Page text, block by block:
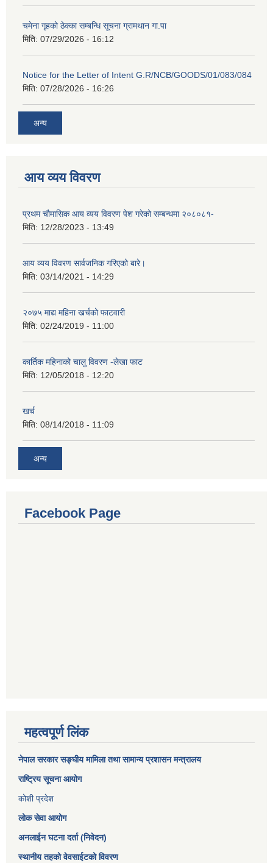
चमेना गृहको ठेक्का सम्बन्धि सूचना ग्रामथान गा.पा
मिति: 07/29/2026 - 16:12
Notice for the Letter of Intent G.R/NCB/GOODS/01/083/084
मिति: 07/28/2026 - 16:26
अन्य
आय व्यय विवरण
प्रथम चौमासिक आय व्यय विवरण पेश गरेको सम्बन्धमा २०८०८१-
मिति: 12/28/2023 - 13:49
आय व्यय विवरण सार्वजनिक गरिएको बारे।
मिति: 03/14/2021 - 14:29
२०७५ माद्य महिना खर्चको फाटवारी
मिति: 02/24/2019 - 11:00
कार्तिक महिनाको चालु विवरण -लेखा फाट
मिति: 12/05/2018 - 12:20
खर्च
मिति: 08/14/2018 - 11:09
अन्य
Facebook Page
महत्वपूर्ण लिंक
नेपाल सरकारसङ्घीय मामिला तथा सामान्य प्रशासन मन्त्रालय
राष्ट्रिय सूचना आयोग
कोशी प्रदेश
लोक सेवा आयोग
अनलाईन घटना दर्ता (निवेदन)
स्थानीय तहको वेवसाईटको विवरण